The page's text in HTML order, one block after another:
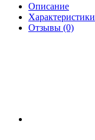
Описание
Характеристики
Отзывы (0)